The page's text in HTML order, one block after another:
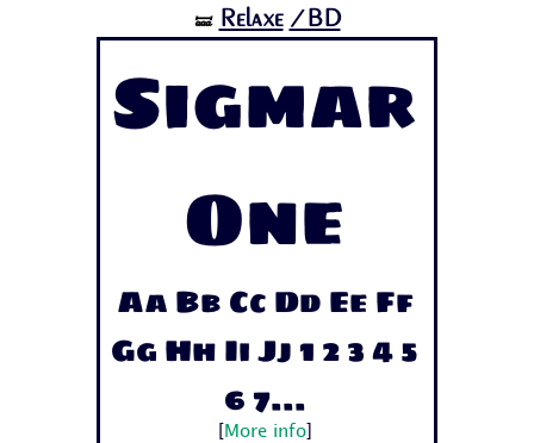
🝛 Relaxe /BD
Sigmar
One
Aa Bb Cc Dd Ee Ff
Gg Hh Ii Jj 1 2 3 4 5
6 7...
More info]